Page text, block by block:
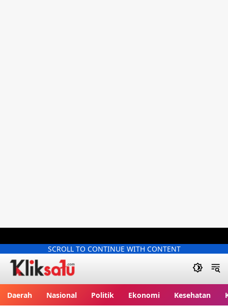
SCROLL TO CONTINUE WITH CONTENT
Daerah Nasional Politik Ekonomi Kesehatan